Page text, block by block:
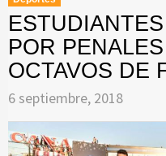
POR
OCTAVOS DE
6 septiembre, 2018